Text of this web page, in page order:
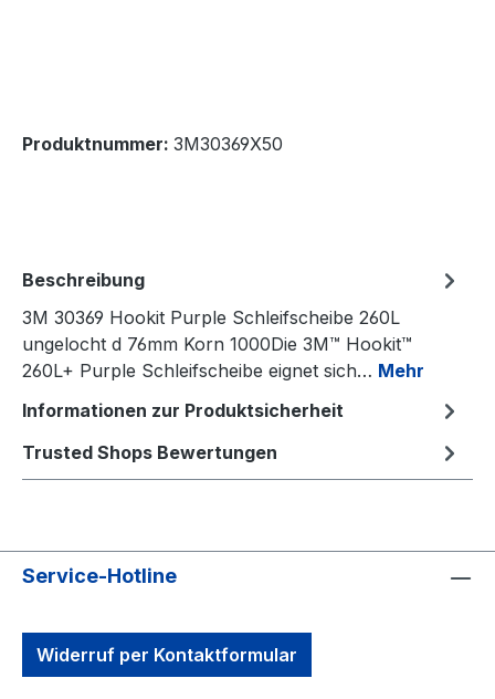
Produktnummer: 3M30369X50
Beschreibung
3M 30369 Hookit Purple Schleifscheibe 260L
ungelocht d 76mm Korn 1000Die 3M™ Hookit™
260L+ Purple Schleifscheibe eignet sich… Mehr
Informationen zur Produktsicherheit
Trusted Shops Bewertungen
Service-Hotline
Widerruf per Kontaktformular